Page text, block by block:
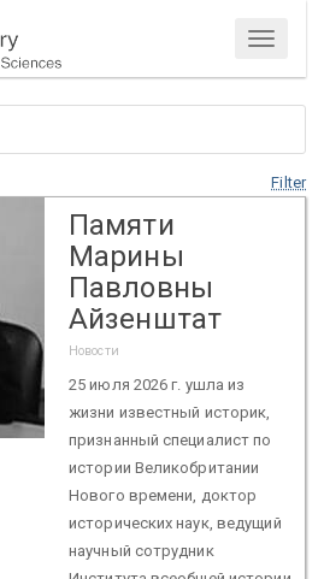
Menu
Filter
Памяти
Марины
Павловны
Айзенштат
Новости
25 июля 2026 г. ушла из
жизни известный историк,
признанный специалист по
истории Великобритании
Нового времени, доктор
исторических наук, ведущий
научный сотрудник